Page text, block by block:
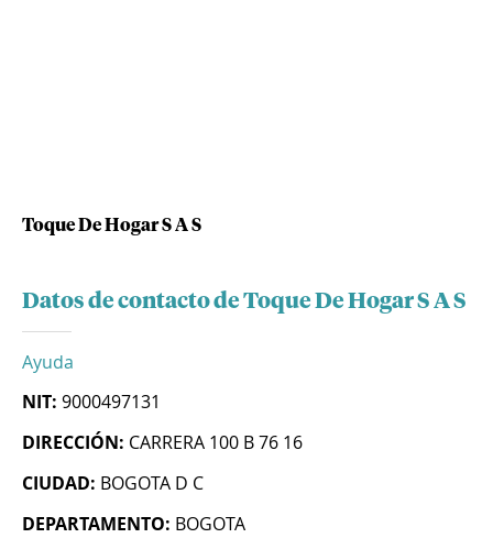
Toque De Hogar S A S
Datos de contacto de Toque De Hogar S A S
Ayuda
NIT: 9000497131
DIRECCIÓN: CARRERA 100 B 76 16
CIUDAD: BOGOTA D C
DEPARTAMENTO: BOGOTA